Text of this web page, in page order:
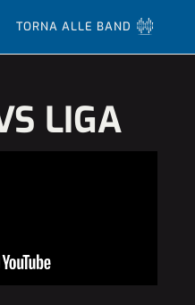
TORNA ALLE BAND
LIGA